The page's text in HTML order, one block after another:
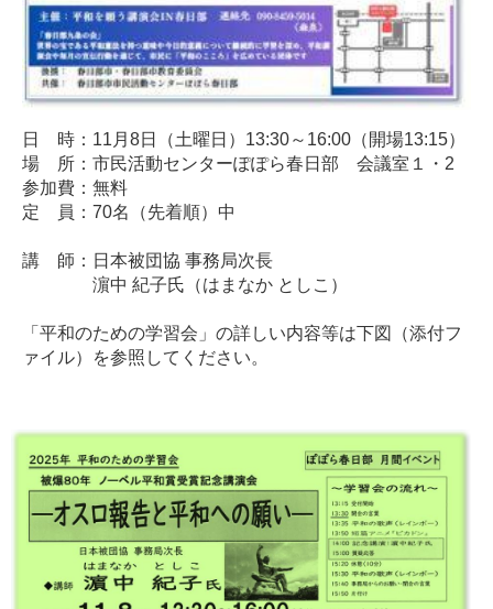
日 時：11月8日（土曜日）13:30～16:00（開場13:15）
場 所：市民活動センターぽぽら春日部 会議室１・2
参加費：無料
定 員：70名（先着順）中
講 師：日本被団協 事務局次長
濵中 紀子氏（はまなか としこ）
「平和のための学習会」の詳しい内容等は下図（添付フ
ァイル）を参照してください。